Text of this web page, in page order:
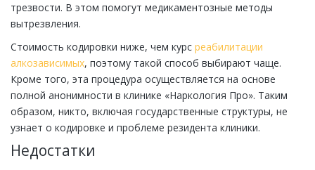
трезвости. В этом помогут медикаментозные методы
вытрезвления.
Стоимость кодировки ниже, чем курс реабилитации
алкозависимых, поэтому такой способ выбирают чаще.
Кроме того, эта процедура осуществляется на основе
полной анонимности в клинике «Наркология Про». Таким
образом, никто, включая государственные структуры, не
узнает о кодировке и проблеме резидента клиники.
Недостатки